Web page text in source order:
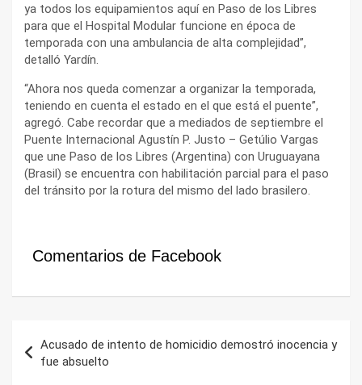
ya todos los equipamientos aquí en Paso de los Libres
para que el Hospital Modular funcione en época de
temporada con una ambulancia de alta complejidad”,
detalló Yardín.
“Ahora nos queda comenzar a organizar la temporada,
teniendo en cuenta el estado en el que está el puente”,
agregó. Cabe recordar que a mediados de septiembre el
Puente Internacional Agustín P. Justo – Getúlio Vargas
que une Paso de los Libres (Argentina) con Uruguayana
(Brasil) se encuentra con habilitación parcial para el paso
del tránsito por la rotura del mismo del lado brasilero.
Comentarios de Facebook
de
Acusado de intento de homicidio demostró inocencia y
fue absuelto